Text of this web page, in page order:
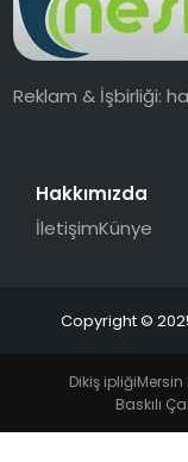
MAGAZIN
TEKNOLOJI
Reklam & İşbirliği:
Hakkımızda
İletişimKünye
Copyright © 2025
Dikiş ipliğiMersin
Baskılı